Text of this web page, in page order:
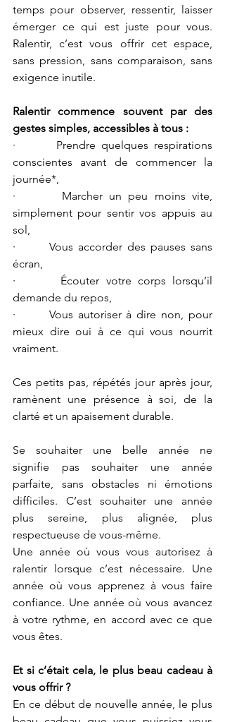
temps pour observer, ressentir, laisser
émerger ce qui est juste pour vous.
Ralentir, c’est vous offrir cet espace,
sans pression, sans comparaison, sans
exigence inutile.
Ralentir commence souvent par des
gestes simples, accessibles à tous :
·       Prendre quelques respirations
conscientes avant de commencer la
journée*,
·       Marcher un peu moins vite,
simplement pour sentir vos appuis au
sol,
·       Vous accorder des pauses sans
écran,
·       Écouter votre corps lorsqu’il
demande du repos,
·       Vous autoriser à dire non, pour
mieux dire oui à ce qui vous nourrit
vraiment.
Ces petits pas, répétés jour après jour,
ramènent une présence à soi, de la
clarté et un apaisement durable.
Se souhaiter une belle année ne
signifie pas souhaiter une année
parfaite, sans obstacles ni émotions
difficiles. C’est souhaiter une année
plus sereine, plus alignée, plus
respectueuse de vous-même.
Une année où vous vous autorisez à
ralentir lorsque c’est nécessaire. Une
année où vous apprenez à vous faire
confiance. Une année où vous avancez
à votre rythme, en accord avec ce que
vous êtes.
Et si c’était cela, le plus beau cadeau à
vous offrir ?
En ce début de nouvelle année, le plus